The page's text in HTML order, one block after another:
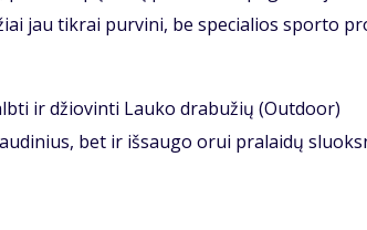
jau tikrai purvini, be specialios sporto
ir džiovinti Lauko drabužių (Outdoor)
bet ir išsaugo orui pralaidų